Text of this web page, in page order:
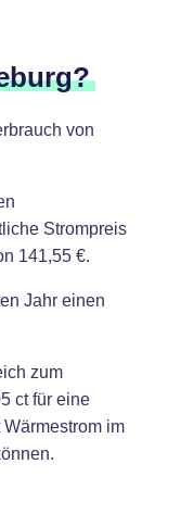
von
Strompreis
141,55 €.
Jahr einen
zum
ct für eine
im